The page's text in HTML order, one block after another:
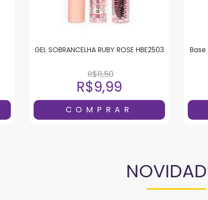
GEL SOBRANCELHA RUBY ROSE HBE2503
R$11,50
R$9,99